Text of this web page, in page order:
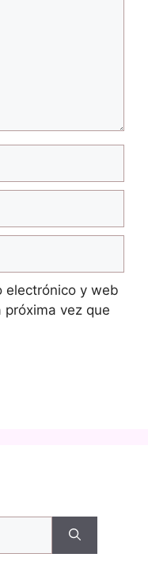
electrónico y web
vez que